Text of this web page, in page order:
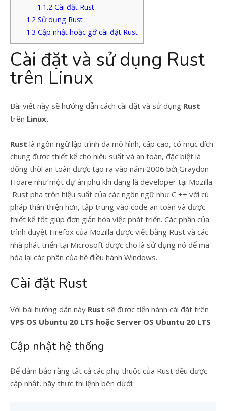
1.1.2Cài đặt Rust
1.2 Sử dụng Rust
1.3 Cập nhật hoặc gỡ cài đặt Rust
Cài đặt và sử dụng Rust
trên Linux
Bài viết này sẽ hướng dẫn cách cài đặt và sử dụng Rust
trên Linux.
Rust là ngôn ngữ lập trình đa mô hình, cấp cao, có mục đích
chung được thiết kế cho hiệu suất và an toàn, đặc biệt là
đồng thời an toàn được tạo ra vào năm 2006 bởi Graydon
Hoare như một dự án phụ khi đang là developer tại Mozilla.
Rust pha trộn hiệu suất của các ngôn ngữ như C ++ với cú
pháp thân thiện hơn, tập trung vào code an toàn và được
thiết kế tốt giúp đơn giản hóa việc phát triển. Các phần của
trình duyệt Firefox của Mozilla được viết bằng Rust và các
nhà phát triển tại Microsoft được cho là sử dụng nó để mã
hóa lại các phần của hệ điều hành Windows.
Cài đặt Rust
Với bài hướng dẫn này Rust sẽ được tiến hành cài đặt trên
VPS OS Ubuntu 20 LTS hoặc Server OS Ubuntu 20 LTS
Cập nhật hệ thống
Để đảm bảo rằng tất cả các phụ thuộc của Rust đều được
cập nhật, hãy thực thi lệnh bên dưới: